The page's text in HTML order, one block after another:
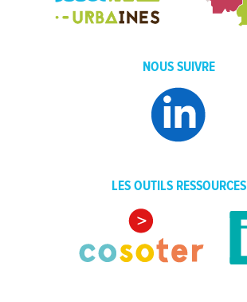
NOUS SUIVRE
LES OUTILS RESSOURCES